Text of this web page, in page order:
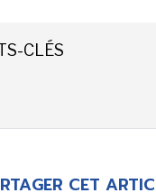
CLÉS
CET